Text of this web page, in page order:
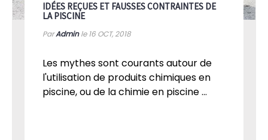
IDÉES REÇUES ET FAUSSES CONTRAINTES DE
LA PISCINE
ParAdminle 16 OCT, 2018
Les mythes sont courants autour de
l'utilisation de produits chimiques en
piscine, ou de la chimie en piscine ...